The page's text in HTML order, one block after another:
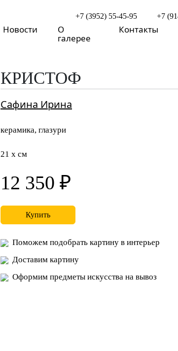
+7 (3952) 55-45-95 +7
Новости О
галерее
Контакты
КРИСТОФ
Сафина Ирина
керамика, глазури
21 x см
12 350 ₽
Купить
Поможем подобрать картину в интерьер
Доставим картину
Оформим предметы искусства на вывоз